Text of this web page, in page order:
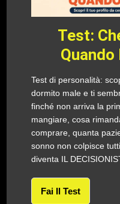
Test:
Quando
Test di personalità:
dormito male e ti
finché non arriva la
mangiare, cosa
comprare, quanta
sonno non colpisce
diventa IL
Fai Il Test